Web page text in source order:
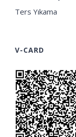
Ters Yıkama
V-CARD